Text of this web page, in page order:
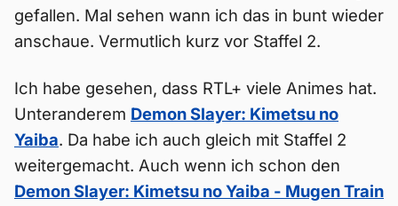
gefallen. Mal sehen wann ich das in bunt wieder
anschaue. Vermutlich kurz vor Staffel 2.
Ich habe gesehen, dass RTL+ viele Animes hat.
Unteranderem Demon Slayer: Kimetsu no
Yaiba. Da habe ich auch gleich mit Staffel 2
weitergemacht. Auch wenn ich schon den
Demon Slayer: Kimetsu no Yaiba - Mugen Train